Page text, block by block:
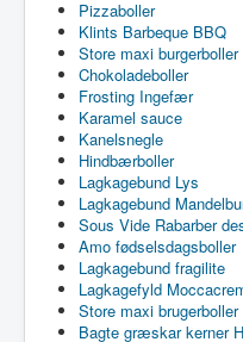
Pizzaboller
Klints Barbeque BBQ
Store maxi burgerboller
Chokoladeboller
Frosting Ingefær
Karamel sauce
Kanelsnegle
Hindbærboller
Lagkagebund Lys
Lagkagebund
Sous Vide Rabarber
Amo fødselsdagsboller
Lagkagebund fragilite
Lagkagefyld
Store maxi brugerboller
Bagte græskar kerner